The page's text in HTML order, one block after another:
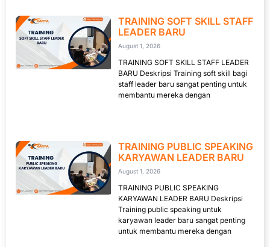
TRAINING SOFT SKILL STAFF
LEADER BARU
August 1, 2026
TRAINING SOFT SKILL STAFF LEADER
BARU Deskripsi Training soft skill bagi
staff leader baru sangat penting untuk
membantu mereka dengan
TRAINING PUBLIC SPEAKING
KARYAWAN LEADER BARU
August 1, 2026
TRAINING PUBLIC SPEAKING
KARYAWAN LEADER BARU Deskripsi
Training public speaking untuk
karyawan leader baru sangat penting
untuk membantu mereka dengan